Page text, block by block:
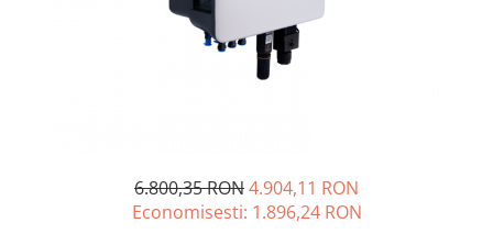
Sisteme de management (BMS)
Redresoare, incarcatoare si testere
6.800,35 RON4.904,11 RON
Economisesti: 1.896,24 RON